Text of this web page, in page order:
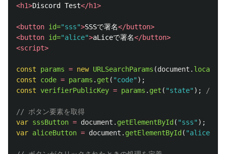
<h1>Discord Test</h1>
<button id="sss">SSSで署名</button>
<button id="alice">aLiceで署名</button>
<script>
const params = new URLSearchParams (document . location
const
code = params . get ( "code" );
const verifierPublicKey = params . get ( "state" ); //for
// ボタン要素を取得
var sssButton = document . getElementById ( "sss" );
var aliceButton = document . getElementById ( "alice